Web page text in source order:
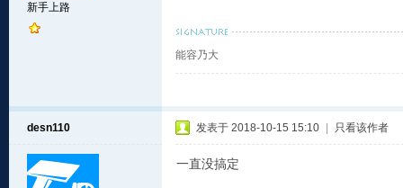
新手上路
能容乃大
desn110 发表于 2018-10-15 15:10 只看该作者
一直没搞定